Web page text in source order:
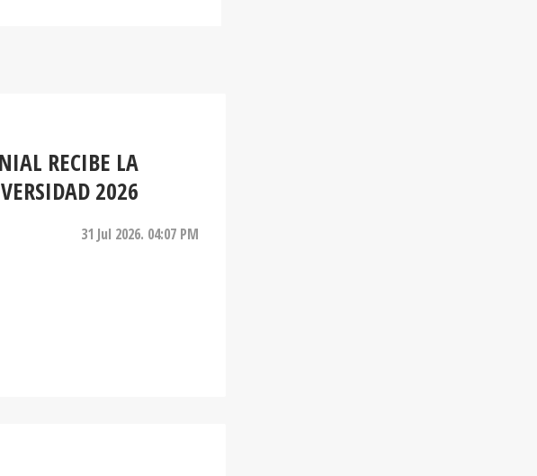
RECIBE LA
2026
31 Jul 2026. 04:07 PM